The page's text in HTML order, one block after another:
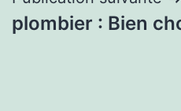
plombier : Bien